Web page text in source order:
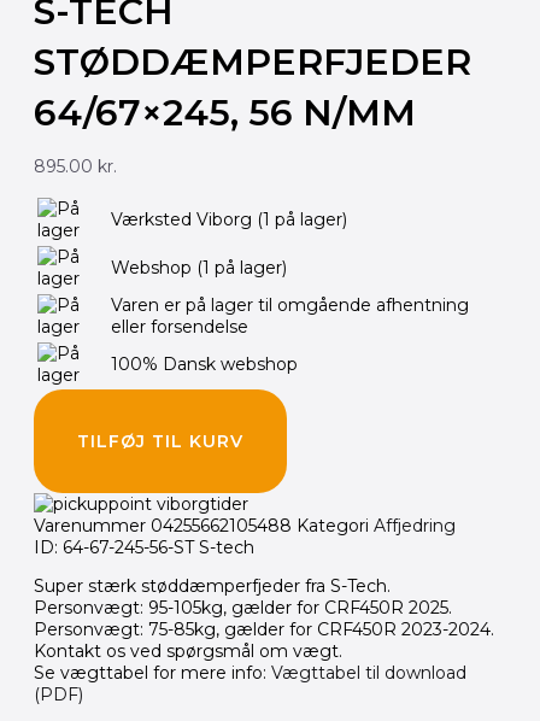
S-TECH
STØDDÆMPERFJEDER
64/67×245, 56 N/MM
895.00 kr.
Værksted Viborg (1 på lager)
Webshop (1 på lager)
Varen er på lager til omgående afhentning
eller forsendelse
100% Dansk webshop
TILFØJ TIL KURV
Varenummer 04255662105488 Kategori Affjedring
ID: 64-67-245-56-ST S-tech
Super stærk støddæmperfjeder fra S-Tech.
Personvægt: 95-105kg, gælder for CRF450R 2025.
Personvægt: 75-85kg, gælder for CRF450R 2023-2024.
Kontakt os ved spørgsmål om vægt.
Se vægttabel for mere info: Vægttabel til download
(PDF)